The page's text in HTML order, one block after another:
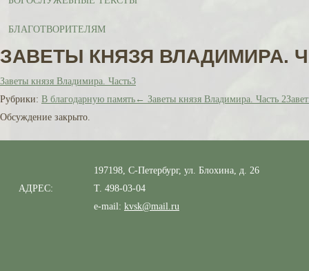
БЛАГОТВОРИТЕЛЯМ
ЗАВЕТЫ КНЯЗЯ ВЛАДИМИРА.
Заветы князя Владимира. Часть3
Рубрики: В благодарную память ← Заветы князя Владимира. Часть 2
Обсуждение закрыто.
АДРЕС:
197198, С-Петербург, ул. Блохина, д. 26
Т. 498-03-04
e-mail: kvsk@mail.ru